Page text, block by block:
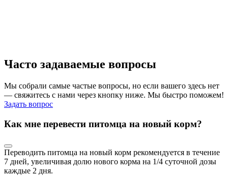
Часто задаваемые вопросы
Мы собрали самые частые вопросы, но если вашего здесь нет
— свяжитесь с нами через кнопку ниже. Мы быстро поможем!
Задать вопрос
Как мне перевести питомца на новый корм?
Переводить питомца на новый корм рекомендуется в течение
7 дней, увеличивая долю нового корма на 1/4 суточной дозы
каждые 2 дня.